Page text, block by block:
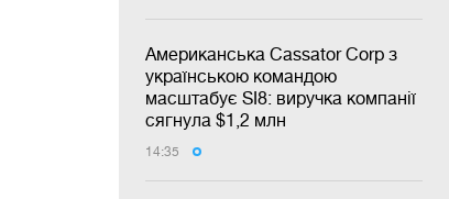
Американська Cassator Corp з
українською командою
масштабує SI8: виручка компанії
сягнула $1,2 млн
14:35